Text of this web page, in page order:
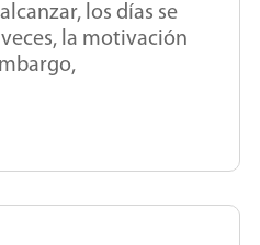
los días se
la motivación